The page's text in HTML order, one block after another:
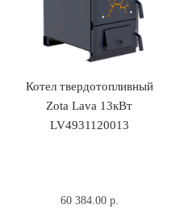
Котел твердотопливный
Zota Lava 13кВт
LV4931120013
60 384.00 р.